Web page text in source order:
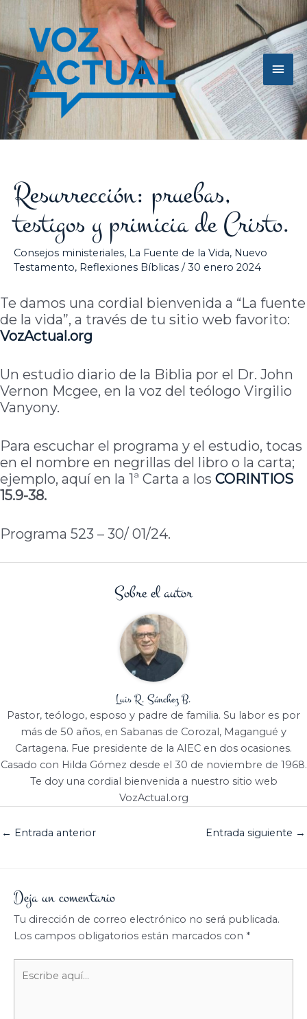
contenido
Resurrección: pruebas,
testigos y primicia de Cristo.
Consejos ministeriales, La Fuente de la Vida, Nuevo
Testamento, Reflexiones Bíblicas /30 enero 2024
Te damos una cordial bienvenida a “La fuente
de la vida”, a través de tu sitio web favorito:
VozActual.org
Un estudio diario de la Biblia por el Dr. John
Vernon Mcgee, en la voz del teólogo Virgilio
Vanyony.
Para escuchar el programa y el estudio, tocas
en el nombre en negrillas del libro o la carta;
ejemplo, aquí en la 1ª Carta a los CORINTIOS
15.9-38.
Programa 523 – 30/ 01/24.
Sobre el autor
Luis R. Sánchez B.
Pastor, teólogo, esposo y padre de familia. Su labor es por
más de 50 años, en Sabanas de Corozal, Magangué y
Cartagena. Fue presidente de la AIEC en dos ocasiones.
Casado con Hilda Gómez desde el 30 de noviembre de 1968.
Te doy una cordial bienvenida a nuestro sitio web
VozActual.org
← Entrada anterior Entrada siguiente →
Deja un comentario
Tu dirección de correo electrónico no será publicada.
Los campos obligatorios están marcados con *
aquí...